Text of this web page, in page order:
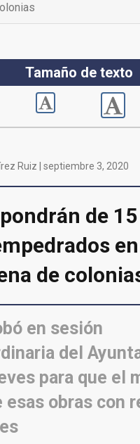
Tamaño de texto
Ruiz | septiembre 3, 2020
de
de
en sesión
del
para que el
esas obras con